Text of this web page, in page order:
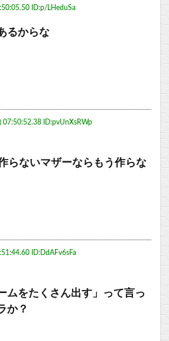
ID:p/LHeduSa
るからな
ID:pvUnXsRWp
らないマザーならもう作らな
ID:DdAFv6sFa
ムをたくさん出す」って言っ
か？